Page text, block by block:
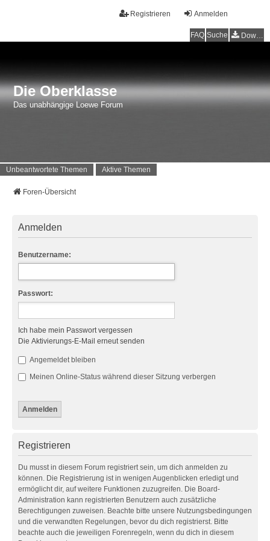
Anmelden
Registrieren
FAQ Suche Downloads
Die Oberklasse
Das unabhängige Loewe Forum
Unbeantwortete Themen Aktive Themen
Foren-Übersicht
Anmelden
Benutzername:
Passwort:
Ich habe mein Passwort vergessen
Die Aktivierungs-E-Mail erneut senden
Angemeldet bleiben
Meinen Online-Status während dieser Sitzung verbergen
Registrieren
Du musst in diesem Forum registriert sein, um dich anmelden zu
können. Die Registrierung ist in wenigen Augenblicken erledigt und
ermöglicht dir, auf weitere Funktionen zuzugreifen. Die Board-
Administration kann registrierten Benutzern auch zusätzliche
Berechtigungen zuweisen. Beachte bitte unsere Nutzungsbedingungen
und die verwandten Regelungen, bevor du dich registrierst. Bitte
beachte auch die jeweiligen Forenregeln, wenn du dich in diesem